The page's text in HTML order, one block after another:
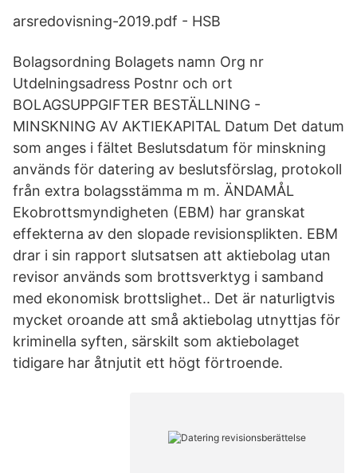
arsredovisning-2019.pdf - HSB
Bolagsordning Bolagets namn Org nr
Utdelningsadress Postnr och ort
BOLAGSUPPGIFTER BESTÄLLNING -
MINSKNING AV AKTIEKAPITAL Datum Det datum
som anges i fältet Beslutsdatum för minskning
används för datering av beslutsförslag, protokoll
från extra bolagsstämma m m. ÄNDAMÅL
Ekobrottsmyndigheten (EBM) har granskat
effekterna av den slopade revisionsplikten. EBM
drar i sin rapport slutsatsen att aktiebolag utan
revisor används som brottsverktyg i samband
med ekonomisk brottslighet.. Det är naturligtvis
mycket oroande att små aktiebolag utnyttjas för
kriminella syften, särskilt som aktiebolaget
tidigare har åtnjutit ett högt förtroende.